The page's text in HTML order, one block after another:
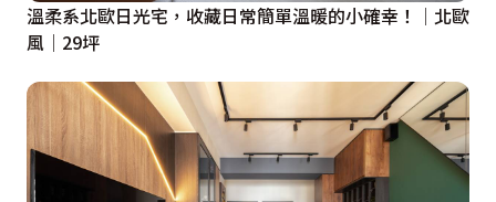
溫柔系北歐日光宅，收藏日常簡單溫暖的小確幸！│北歐
風│29坪